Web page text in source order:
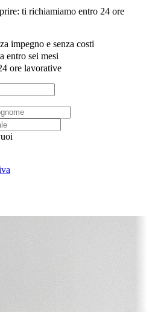
ti richiamiamo entro 24 ore
impegno e senza costi
entro sei mesi
ore lavorative